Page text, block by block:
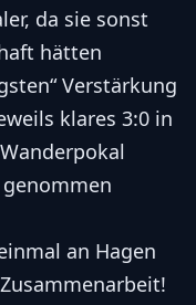
da sie sonst
hätten
Verstärkung
klares 3:0 in
an Hagen